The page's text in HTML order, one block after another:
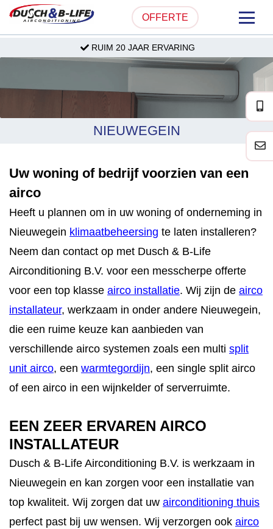
HOME
OVER ONS
PRODUCTEN
SERVICE & ONDERHOUD
CONTACT
STORING MELDEN
AFSPRAAK MAKEN
OFFERTE
RUIM 20 JAAR ERVARING
NIEUWEGEIN
Uw woning of bedrijf voorzien van een
airco
Heeft u plannen om in uw woning of onderneming in
Nieuwegein klimaatbeheersing te laten installeren?
Neem dan contact op met Dusch & B-Life
Airconditioning B.V. voor een messcherpe offerte
voor een top klasse airco installatie. Wij zijn de airco
installateur, werkzaam in onder andere Nieuwegein,
die een ruime keuze kan aanbieden van
verschillende airco systemen zoals een multi split
unit airco, een warmtegordijn, een single split airco
of een airco in een wijnkelder of serverruimte.
EEN ZEER ERVAREN AIRCO
INSTALLATEUR
Dusch & B-Life Airconditioning B.V. is werkzaam in
Nieuwegein en kan zorgen voor een installatie van
top kwaliteit. Wij zorgen dat uw airconditioning thuis
perfect past bij uw wensen. Wij verzorgen ook airco